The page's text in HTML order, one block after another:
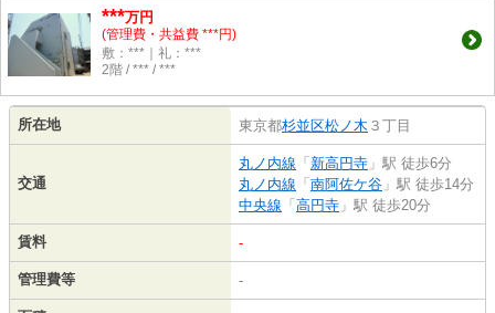
***万円
(管理費・共益費 ***円)
敷：***｜礼：***
2階 / *** / ***
所在地 東京都杉並区松ノ木 ３丁目
交通
丸ノ内線 「 新高円寺 」駅 徒歩6分
丸ノ内線 「 南阿佐ケ谷 」駅 徒歩14分
中央線 「 高円寺 」駅 徒歩20分
賃料 -
管理費等 -